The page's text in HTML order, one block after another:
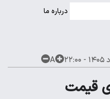
درباره ما
A
قیمت